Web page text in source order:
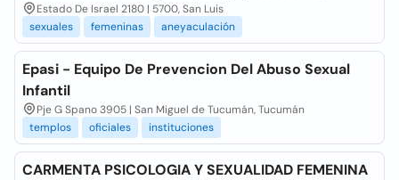
Estado De Israel 2180 | 5700, San Luis
sexuales
femeninas aneyaculación
Epasi - Equipo De Prevencion Del Abuso Sexual
Infantil
Pje G Spano 3905 | San Miguel de Tucumán, Tucumán
templos
oficiales instituciones
CARMENTA PSICOLOGIA Y SEXUALIDAD FEMENINA